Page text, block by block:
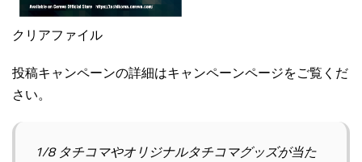
クリアファイル
投稿キャンペーンの詳細はキャンペーンページをご覧くだ
さい。
1/8 タチコマやオリジナルタチコマグッズが当た